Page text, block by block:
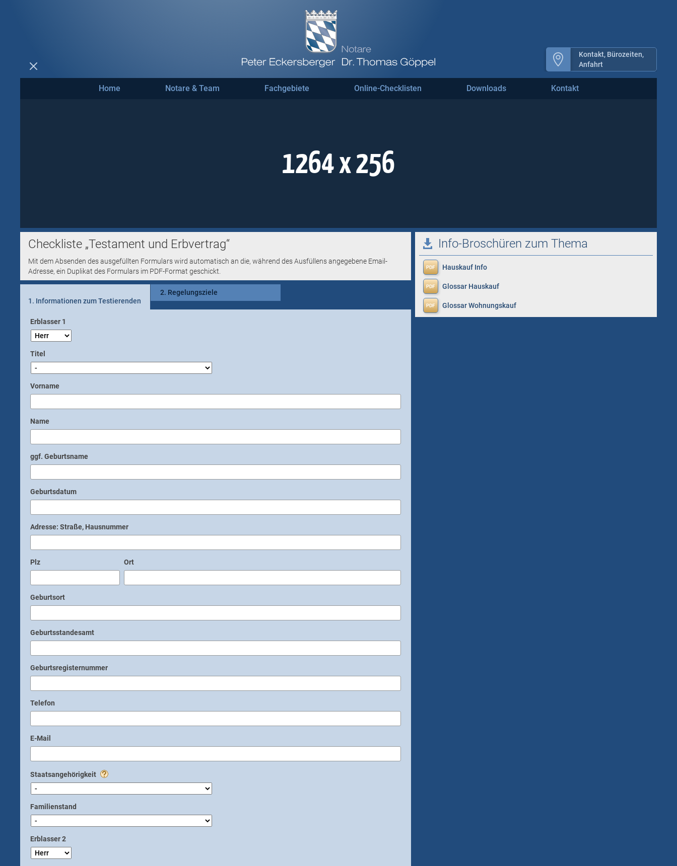
Home Notare & Team Fachgebiete Online-Checklisten Downloads Kontakt
Kontakt, Bürozeiten,
Anfahrt
Checkliste „Testament und Erbvertrag“
Mit dem Absenden des ausgefüllten Formulars wird automatisch an die, während des Ausfüllens angegebene Email-
Adresse, ein Duplikat des Formulars im PDF-Format geschickt.
1. Informationen zum Testierenden
2. Regelungsziele
Erblasser 1
Titel
Vorname
Name
ggf. Geburtsname
Geburtsdatum
Adresse: Straße, Hausnummer
Plz Ort
Geburtsort
Geburtsstandesamt
Geburtsregisternummer
Telefon
E-Mail
Staatsangehörigkeit
Familienstand
Erblasser 2
Info-Broschüren zum Thema
Hauskauf Info
Glossar Hauskauf
Glossar Wohnungskauf